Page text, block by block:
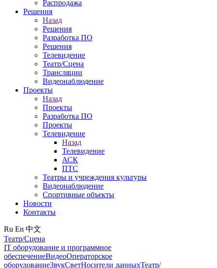
Распродажа
Решения
Назад
Решения
Разработка ПО
Решения
Телевидение
Театр/Сцена
Трансляции
Видеонаблюдение
Проекты
Назад
Проекты
Разработка ПО
Проекты
Телевидение
Назад
Телевидение
АСК
ПТС
Театры и учреждения культуры
Видеонаблюдение
Спортивные объекты
Новости
Контакты
Ru En 中文
Театр/Сцена
IT оборудование и программное
обеспечениеВидеоОператорское
оборудованиеЗвукСветНосители данныхТеатр/